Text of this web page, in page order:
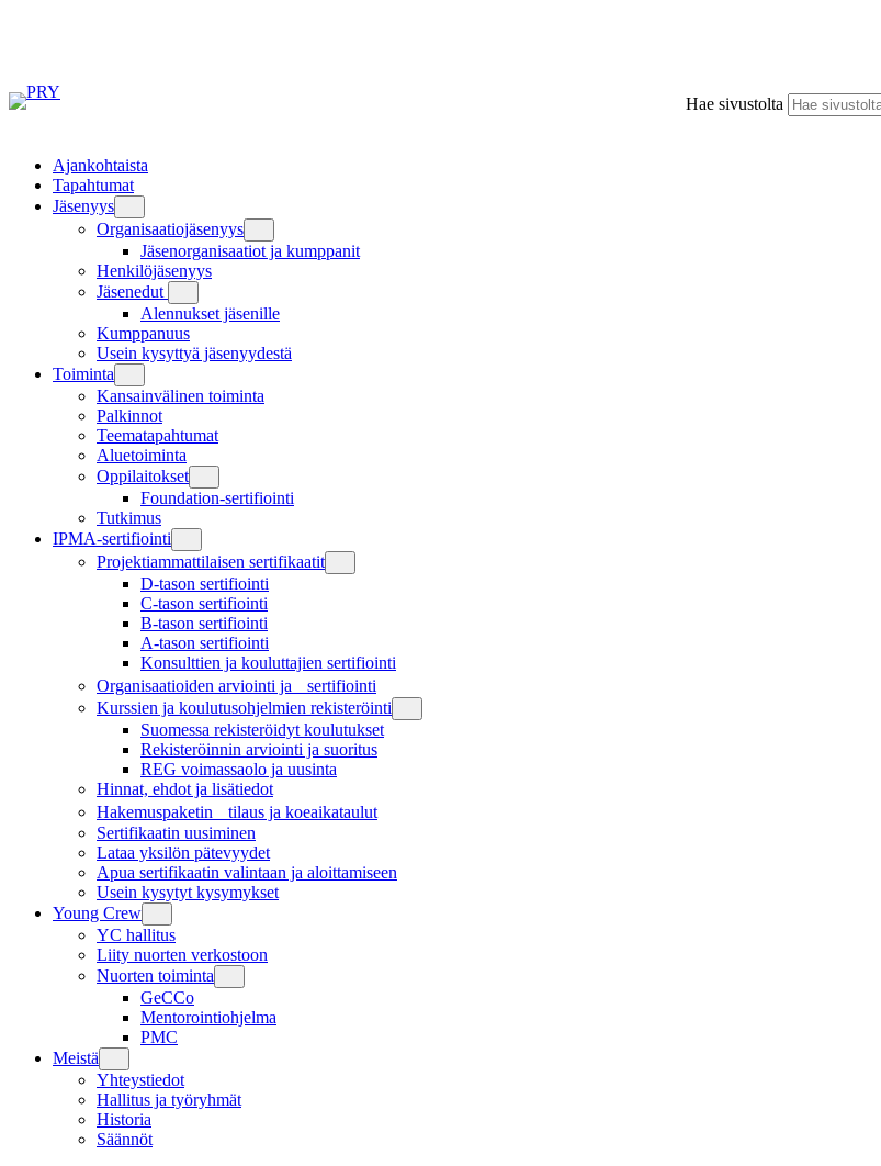
Hae sivustolta
Ajankohtaista
Tapahtumat
Jäsenyys
Organisaatiojäsenyys
Jäsenorganisaatiot ja kumppanit
Henkilöjäsenyys
Jäsenedut
Alennukset jäsenille
Kumppanuus
Usein kysyttyä jäsenyydestä
Toiminta
Kansainvälinen toiminta
Palkinnot
Teematapahtumat
Aluetoiminta
Oppilaitokset
Foundation-sertifiointi
Tutkimus
IPMA-sertifiointi
Projektiammattilaisen sertifikaatit
D-tason sertifiointi
C-tason sertifiointi
B-tason sertifiointi
A-tason sertifiointi
Konsulttien ja kouluttajien sertifiointi
Organisaatioiden arviointi ja sertifiointi
Kurssien ja koulutusohjelmien rekisteröinti
Suomessa rekisteröidyt koulutukset
Rekisteröinnin arviointi ja suoritus
REG voimassaolo ja uusinta
Hinnat, ehdot ja lisätiedot
Hakemuspaketin tilaus ja koeaikataulut
Sertifikaatin uusiminen
Lataa yksilön pätevyydet
Apua sertifikaatin valintaan ja aloittamiseen
Usein kysytyt kysymykset
Young Crew
YC hallitus
Liity nuorten verkostoon
Nuorten toiminta
GeCCo
Mentorointiohjelma
PMC
Meistä
Yhteystiedot
Hallitus ja työryhmät
Historia
Säännöt